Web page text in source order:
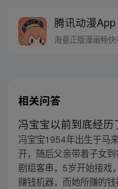
腾讯动漫App
海量正版漫画畅快
相关问答
冯宝宝以前到底经历
冯宝宝1954年出生于马
开，随后父亲带着子女
剧组客串，5岁开始接戏
赚钱机器，而她所赚的